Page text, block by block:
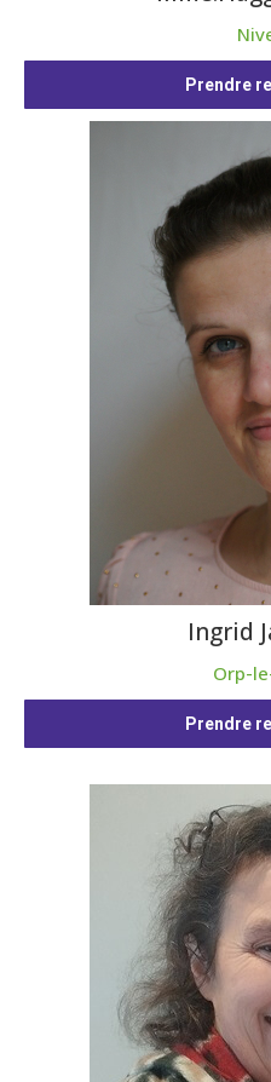
Prendre
Ingrid
Orp-
Prendre